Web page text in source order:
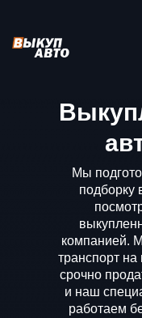
Мы
подборку
компанией.
транспорт
срочно
и наш
работаем